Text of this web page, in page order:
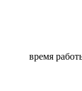
время